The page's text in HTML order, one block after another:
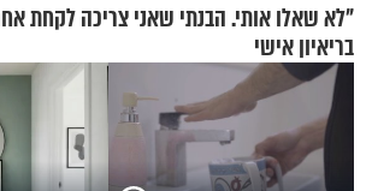
"לא שאלו אותי. הבנתי שאני צריכה לקחת
בריאיון אישי